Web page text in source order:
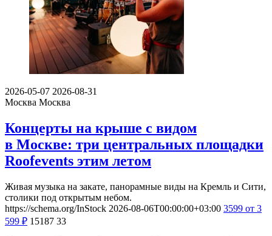
2026-05-07 2026-08-31
Москва Москва
Концерты на крыше с видом
в Москве: три центральных площадки
Roofevents этим летом
Живая музыка на закате, панорамные виды на Кремль и Сити,
столики под открытым небом.
https://schema.org/InStock 2026-08-06T00:00:00+03:00 3599 от 3
599 ₽ 15187 33